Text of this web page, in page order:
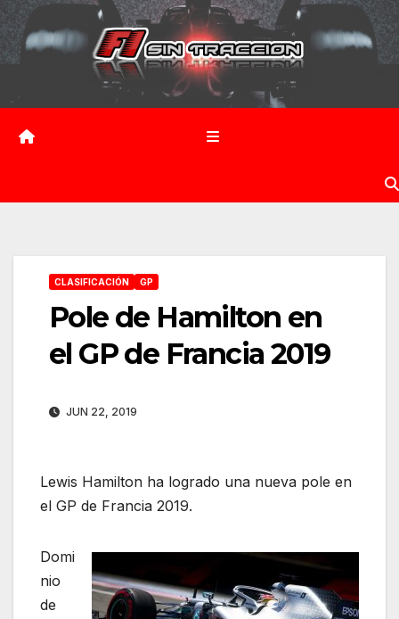
Saltar
contenido
CLASIFICACIÓN GP
Pole de Hamilton en
el GP de Francia 2019
JUN 22, 2019
Lewis Hamilton ha logrado una nueva pole en
el GP de Francia 2019.
Domi
nio
de